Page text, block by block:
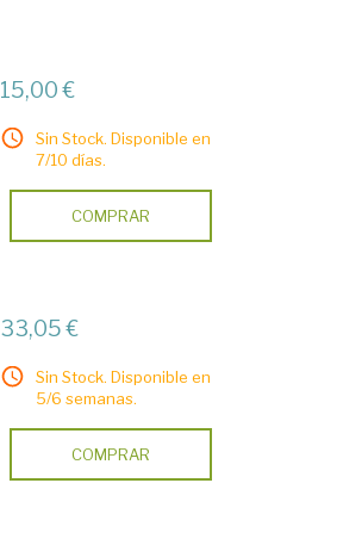
15,00 €
Sin Stock. Disponible en
7/10 días.
COMPRAR
33,05 €
Sin Stock. Disponible en
5/6 semanas.
COMPRAR